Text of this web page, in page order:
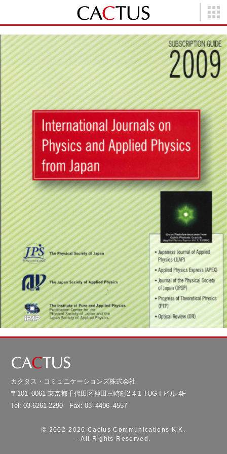
カクタス・コミュニケーションズ株式会社
〒101–0061 東京都千代田区神田三崎町2-4-1 TUG-I ビル 4F
Tel: 03-6261-2290 Fax: 03–4496–4557
© 2002-2026 Cactus Communications K.K.
- All Rights Reserved.